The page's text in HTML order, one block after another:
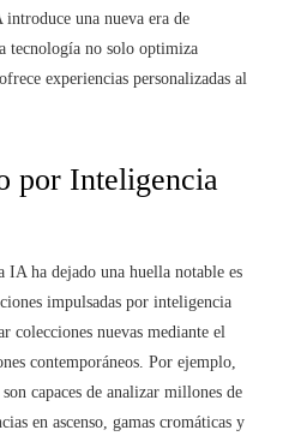
una nueva era de
tecnología no solo optimiza
experiencias personalizadas al
por Inteligencia
IA ha dejado una huella notable es
impulsadas por inteligencia
colecciones nuevas mediante el
contemporáneos. Por ejemplo,
capaces de analizar millones de
en ascenso, gamas cromáticas y